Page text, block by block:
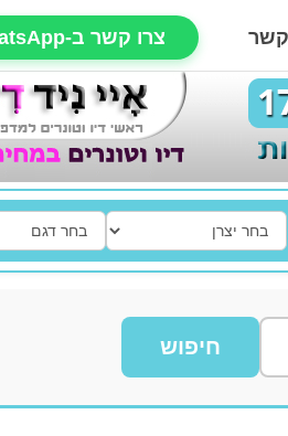
קשר צרו קשר ב-WhatsApp
חיפוש